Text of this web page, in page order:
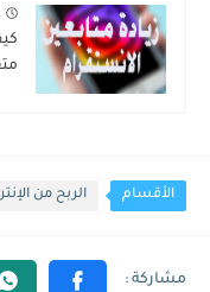
الأقسام الربح من